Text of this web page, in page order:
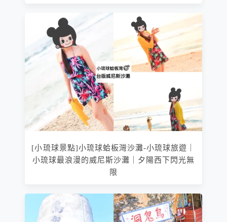
[小琉球景點]小琉球蛤板灣沙灘-小琉球旅遊｜
小琉球最浪漫的威尼斯沙灘｜夕陽西下閃光無
限